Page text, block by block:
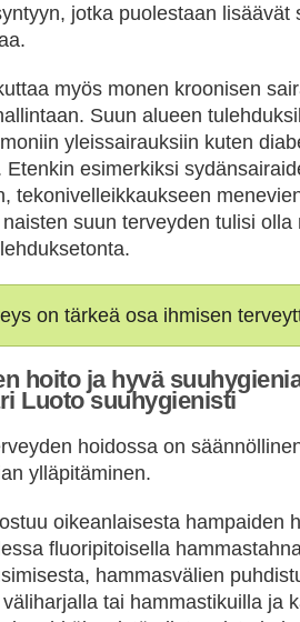
jotka puolestaan lisäävät
myös monen kroonisen
Suun alueen
yleissairauksiin kuten
Etenkin esimerkiksi
tekonivelleikkaukseen
suun terveyden tulisi olla
on tärkeä osa ihmisen
hoito ja hyvä
Luoto suuhygienisti
hoidossa on
ylläpitäminen.
oikeanlaisesta hampaiden
fluoripitoisella
hammasvälien
tai hammastikuilla ja